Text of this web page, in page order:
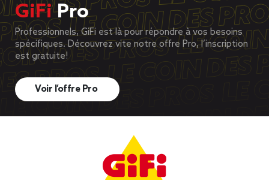
GiFiPro
Professionnels, GiFi est là pour répondre à vos besoins
spécifiques. Découvrez vite notre offre Pro, l’inscription
est gratuite!
Voir l’offre Pro